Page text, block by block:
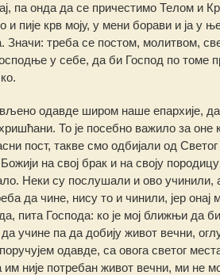
па онда да се причестимо Телом и
и пије крв моју, у мени борави и ја у
Значи: треба се постом, молитвом,
у себе, да би Господ по томе
одавде широм наше епархије,
То је посебно важило за оне
пост, такве смо одбијали од
на свој брак и на своју
Неки су послушали и ово учинили,
да чине, нису то и чинили, јер
пита Господа: ко је мој ближњи да
учине па да добију живот вечни,
одавде, са овога светог
није потребан живот вечни, ми не